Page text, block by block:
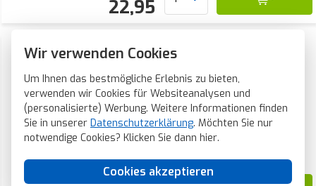
Wir verwenden Cookies
Um Ihnen das bestmögliche Erlebnis zu bieten,
verwenden wir Cookies für Websiteanalysen und
(personalisierte) Werbung. Weitere Informationen finden
Sie in unserer Datenschutzerklärung. Möchten Sie nur
notwendige Cookies? Klicken Sie dann hier.
Cookies akzeptieren
22,95
Hager Berker Aufputz-Gehäuse 3-fach A8
lichtweiß matt (WAD8310WM)
Hager Berker 3-fach Aufputz-Gehäuse für horizontale
und vertikale Montage, A.8, lichtweiß matt. Maße:
88x230x54mm. Thermoplast (matt lackiert).
Aktueller Lagerbestand:
0 Stück